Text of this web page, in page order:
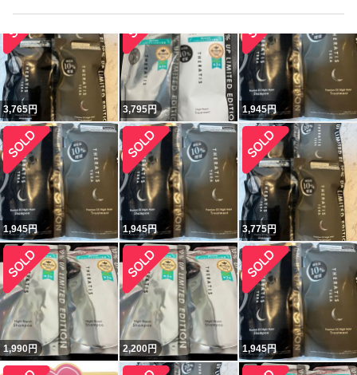
3,765円 3,795円 1,945円
1,945円 1,945円 3,775円
1,990円 2,200円 1,945円